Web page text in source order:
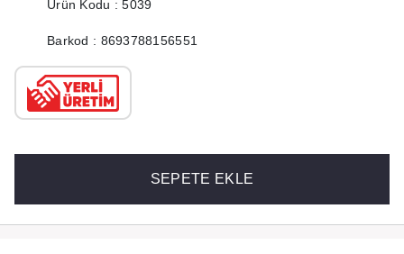
Ürün Kodu : 5039
Barkod : 8693788156551
SEPETE EKLE